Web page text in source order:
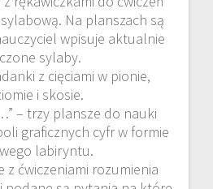
Na planszach są
wpisuje aktualnie
sylaby.
z cięciami w pionie,
i skosie.
– trzy plansze do nauki
graficznych cyfr w formie
labiryntu.
z ćwiczeniami rozumienia